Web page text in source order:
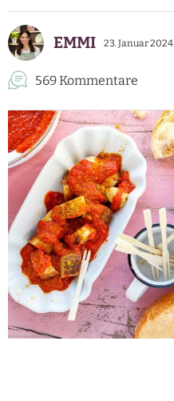
EMMI 23. Januar 2024
569 Kommentare